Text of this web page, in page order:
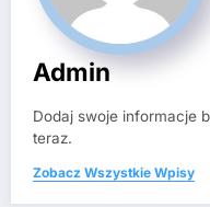
Admin
Dodaj swoje informacje
teraz.
Zobacz Wszystkie Wpisy